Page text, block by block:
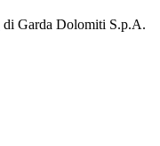
di Garda Dolomiti S.p.A.